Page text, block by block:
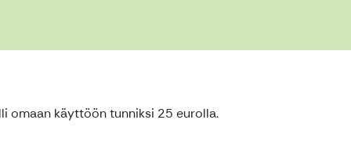
omaan käyttöön tunniksi 25 eurolla.